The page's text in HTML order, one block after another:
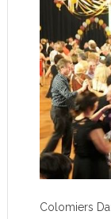
Colomiers